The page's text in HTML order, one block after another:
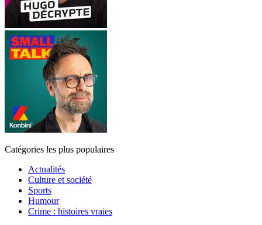
Catégories les plus populaires
Actualités
Culture et société
Sports
Humour
Crime : histoires vraies